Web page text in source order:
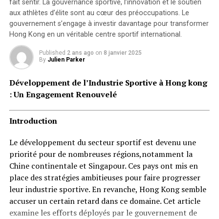
Cependant, Pritzker dirige l’Illinois, qui se classe
seulement au 15e rang des « Meilleurs États pour les
affaires » selon
. « L’Illinois reste à la traîne par
rapport aux États voisins en matière de convivialité
pour les entreprises et de croissance nationale, »
Roy Cooper
Roy Cooper est le gouverneur de la Caroline du Nord,
faire des affaires » selonCNBC (seulement devancée par
la Virginie), ce qui témoigne de son efficacité. Le mandat
de Cooper « sera considéré comme l’un des meilleurs en
matière d’emplois et de croissance économique dans
l’histoire de l’État, » selonBusiness North Carolina,
ayant ajouté plus de 550 000 emplois au cours des sept
dernières années. L’un de ses grands succès a été de
fait sentir. La gouvernance sportive, l’innovation et le soutien
aux athlètes d’élite sont au cœur des préoccupations. Le
gouvernement s’engage à investir davantage pour transformer
Hong Kong en un véritable centre sportif international.
Published 2 ans ago on 8 janvier 2025
By Julien Parker
Développement de l’Industrie Sportive à Hong kong
: Un Engagement Renouvelé
Introduction
Le développement du secteur sportif est devenu une
priorité pour de nombreuses régions,notamment la
Chine continentale et Singapour. Ces pays ont mis en
place des stratégies ambitieuses pour faire progresser
leur industrie sportive. En revanche, Hong Kong semble
accuser un certain retard dans ce domaine. Cet article
examine les efforts déployés par le gouvernement de